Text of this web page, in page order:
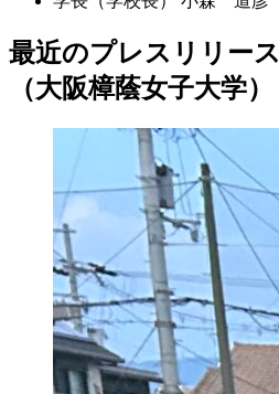
最近のプレスリリース
（大阪樟蔭女子大学）